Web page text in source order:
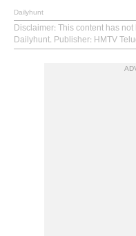
Dailyhunt
Disclaimer: This content has
Dailyhunt. Publisher: HMTV